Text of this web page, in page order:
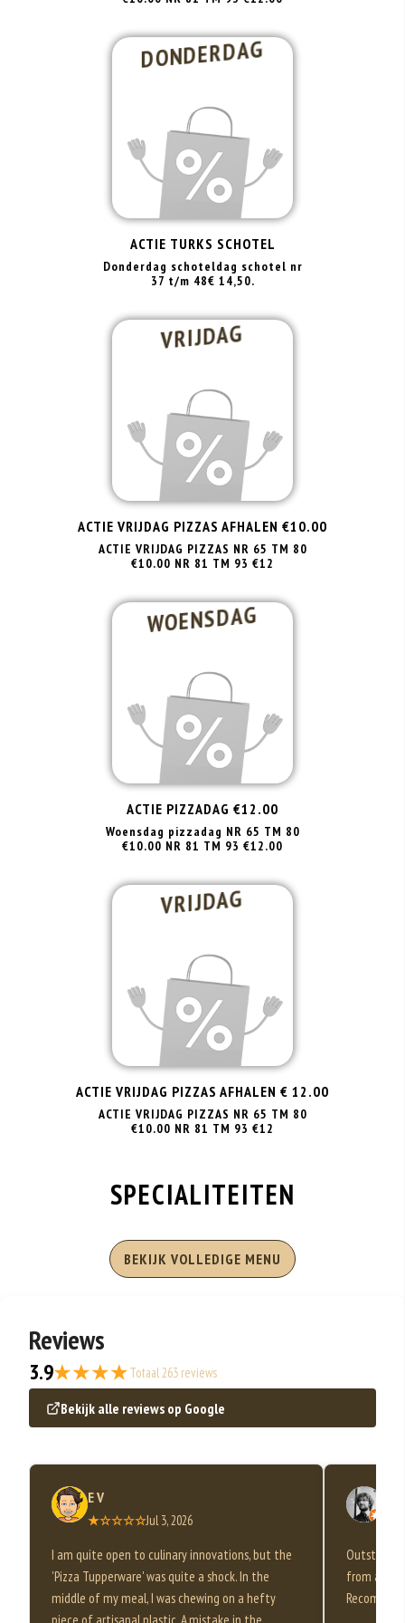
DONDERDAG
ACTIE TURKS SCHOTEL
Donderdag schoteldag schotel nr
37 t/m 48€ 14,50.
VRIJDAG
ACTIE VRIJDAG PIZZAS AFHALEN €10.00
ACTIE VRIJDAG PIZZAS NR 65 TM 80
€10.00 NR 81 TM 93 €12
WOENSDAG
ACTIE PIZZADAG €12.00
Woensdag pizzadag NR 65 TM 80
€10.00 NR 81 TM 93 €12.00
VRIJDAG
ACTIE VRIJDAG PIZZAS AFHALEN € 12.00
ACTIE VRIJDAG PIZZAS NR 65 TM 80
€10.00 NR 81 TM 93 €12
SPECIALITEITEN
BEKIJK VOLLEDIGE MENU
Reviews
3.9★★★★Totaal 263 reviews
Bekijk alle reviews op Google
E V
★☆☆☆☆Jul 3, 2026
I am quite open to culinary innovations, but the
'Pizza Tupperware' was quite a shock. In the
middle of my meal, I was chewing on a hefty
from a